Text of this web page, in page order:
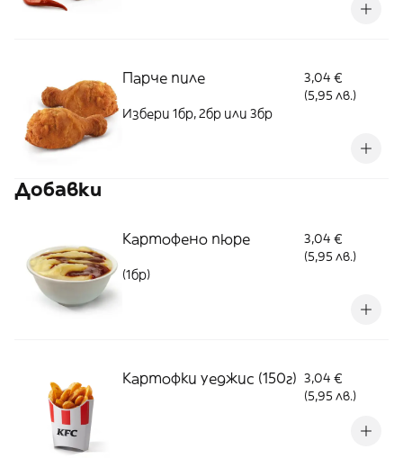
Парче пиле
3,04 €
(5,95 лв.)
Избери 1бр, 2бр или 3бр
Добавки
Картофено пюре
3,04 €
(5,95 лв.)
(1бр)
Картофки уеджис (150г) 3,04 €
(5,95 лв.)